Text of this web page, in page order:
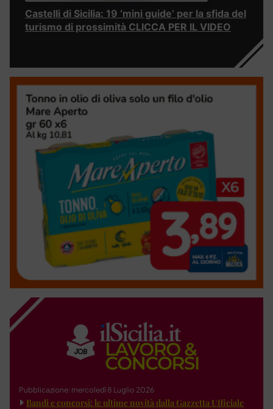
Castelli di Sicilia: 19 ‘mini guide’ per la sfida del
turismo di prossimità CLICCA PER IL VIDEO
Pubblicazione: mercoledì 8 Luglio 2026
Bandi e concorsi: le ultime novità dalla Gazzetta Ufficiale